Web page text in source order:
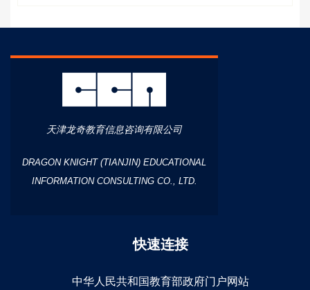
天津龙奇教育信息咨询有限公司
DRAGON KNIGHT (TIANJIN) EDUCATIONAL
INFORMATION CONSULTING CO., LTD.
快速连接
中华人民共和国教育部政府门户网站